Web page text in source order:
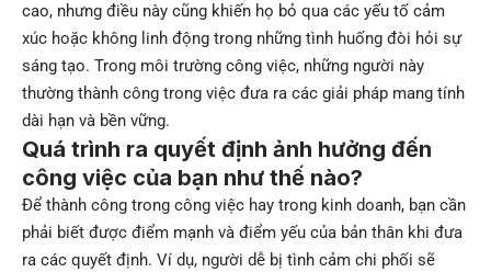
cao, nhưng điều này cũng khiến họ bỏ qua các yếu tố cảm
xúc hoặc không linh động trong những tình huống đòi hỏi sự
sáng tạo. Trong môi trường công việc, những người này
thường thành công trong việc đưa ra các giải pháp mang tính
dài hạn và bền vững.
Quá trình ra quyết định ảnh hưởng đến
công việc của bạn như thế nào?
Để thành công trong công việc hay trong kinh doanh, bạn cần
phải biết được điểm mạnh và điểm yếu của bản thân khi đưa
ra các quyết định. Ví dụ, người dễ bị tình cảm chi phối sẽ